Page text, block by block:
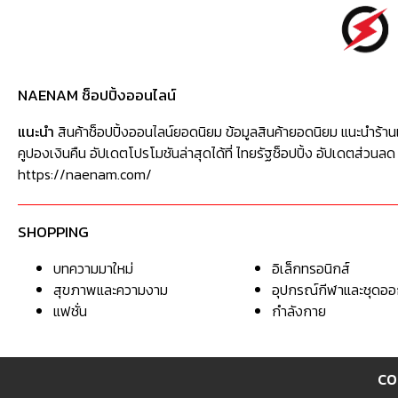
NAENAM ช็อปปิ้งออนไลน์
แนะนำ สินค้าช็อปปิ้งออนไลน์ยอดนิยม ข้อมูลสินค้ายอดนิยม แนะนำร้
คูปองเงินคืน อัปเดตโปรโมชันล่าสุดได้ที่ ไทยรัฐช็อปปิ้ง อัปเดตส่วนล
https://naenam.com/
SHOPPING
บทความมาใหม่
สุขภาพและความงาม
แฟชั่น
อิเล็กทรอนิกส์
อุปกรณ์กีฬาและชุดอ
กำลังกาย